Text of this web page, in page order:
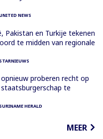
NEWS
Pakistan en Turkije tekenen
te midden van regionale
STARNIEUWS
proberen recht op
te
SURINAME HERALD
MEER